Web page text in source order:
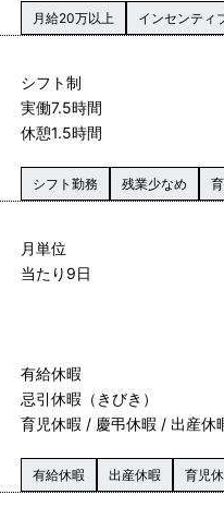
月給20万以上 インセンティ
シフト制
実働7.5時間
休憩1.5時間
シフト勤務 残業少なめ
月単位
当たり9日
有給休暇
忌引休暇（きびき）
育児休暇 / 慶弔休暇 / 出産休
有給休暇 出産休暇 育児